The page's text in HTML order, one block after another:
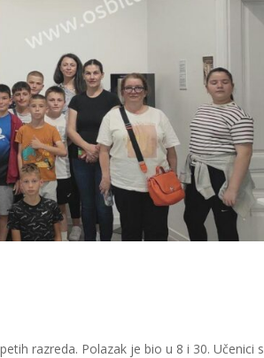
razreda. Polazak je bio u 8 i 30. Učenici